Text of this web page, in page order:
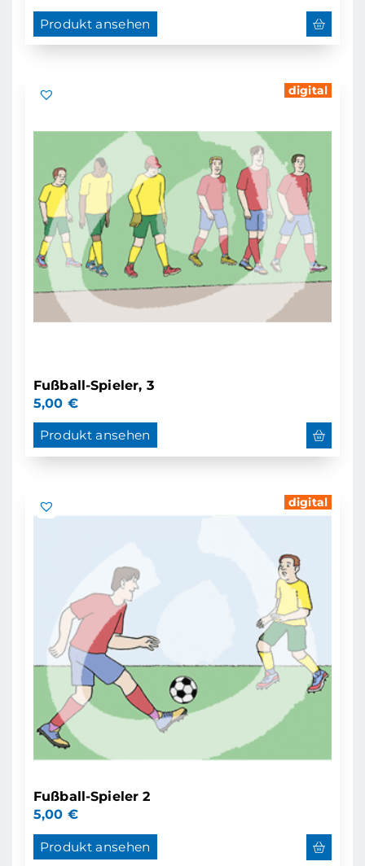
Produkt ansehen
digital
Fußball-Spieler, 3
5,00 €
Produkt ansehen
digital
Fußball-Spieler 2
5,00 €
Produkt ansehen